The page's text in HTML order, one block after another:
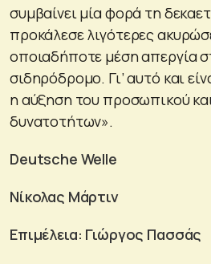
συμβαίνει μία φορά τη
προκάλεσε λιγότερες
οποιαδήποτε μέση απεργία
σιδηρόδρομο. Γι’ αυτό και
η αύξηση του προσωπικού
δυνατοτήτων».
Deutsche Welle
Νίκολας Μάρτιν
Επιμέλεια: Γιώργος Πασσάς